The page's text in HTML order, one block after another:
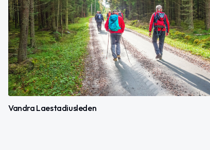
Vandra Laestadiusleden